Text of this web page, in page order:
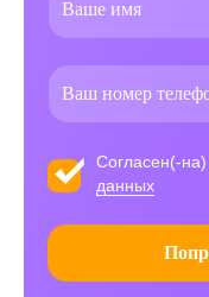
Согласен(-
данных